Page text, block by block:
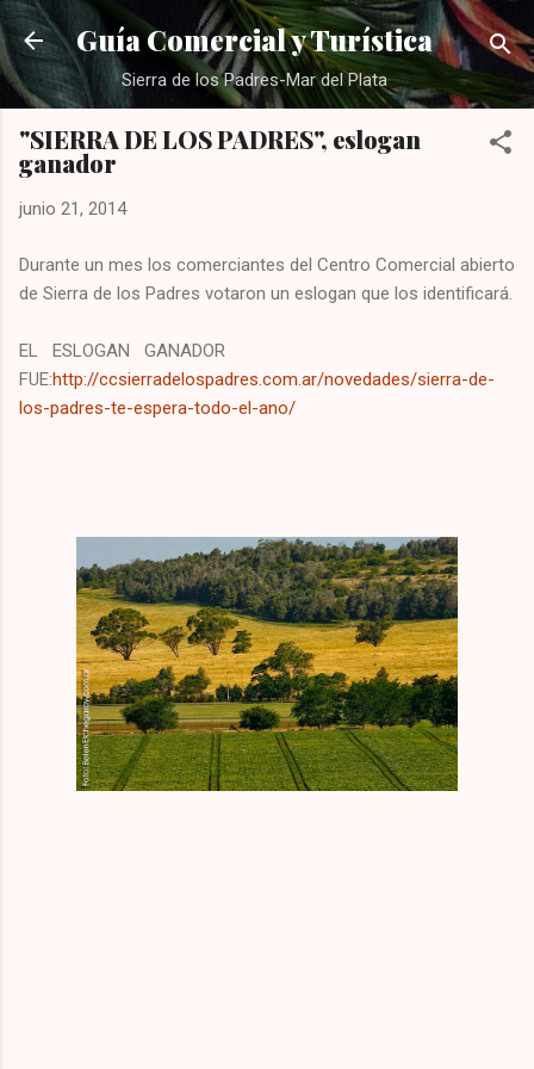
Ir al contenido principal
Guía Comercial y Turística
Sierra de los Padres-Mar del Plata
"SIERRA DE LOS PADRES", eslogan
ganador
junio 21, 2014
Durante un mes los comerciantes del Centro Comercial abierto
de Sierra de los Padres votaron un eslogan que los identificará.
EL ESLOGAN GANADOR
FUE:http://ccsierradelospadres.com.ar/novedades/sierra-de-
los-padres-te-espera-todo-el-ano/